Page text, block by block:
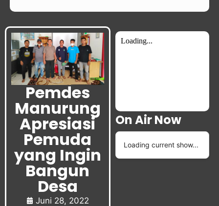
Pemdes
Manurung
Apresiasi
Pemuda
yang Ingin
Bangun
Desa
Juni 28, 2022
On Air Now
Loading current show...